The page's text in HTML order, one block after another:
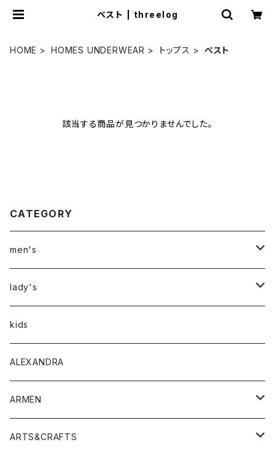
ベスト | threelog
HOME HOMES UNDERWEAR トップス ベスト
該当する商品が見つかりませんでした。
CATEGORY
men's
アウター
トップス
Tシャツ
シャツ
ボトムス
lady's
アウター
トップス
Tシャツ・カットソー
シャツ・ブラウス
ボトムス
パンツ
ワンピース・オールインワン
kids
ALEXANDRA
ARMEN
アウター
ARTS&CRAFTS